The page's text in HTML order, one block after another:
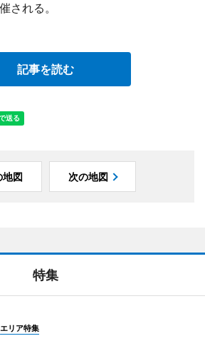
される。
記事を読む
地図 次の地図
特集
エリア特集